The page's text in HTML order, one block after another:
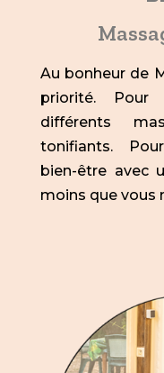
Au bonheur de
priorité.
différents
tonifiants.
bien-être avec
moins que vous